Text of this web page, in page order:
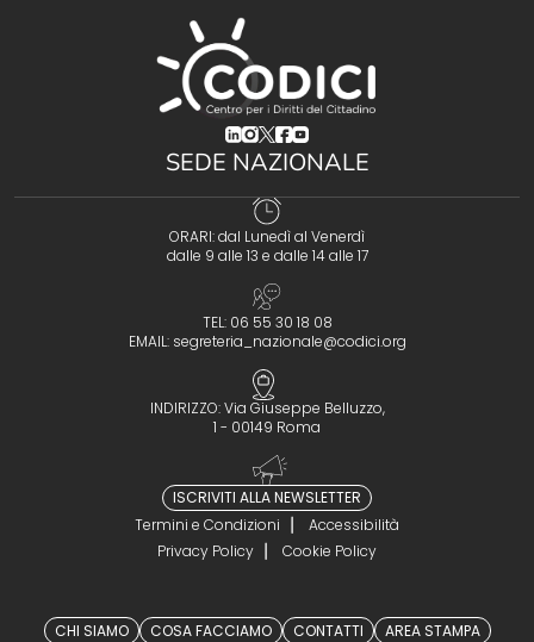
(opens in a new tab)
(opens in a new tab)
(opens in a new tab)
(opens in a new tab)
(opens in a new tab)
SEDE NAZIONALE
ORARI: dal Lunedì al Venerdì
dalle 9 alle 13 e dalle 14 alle 17
TEL: 06 55 30 18 08
EMAIL: segreteria_nazionale@codici.org
INDIRIZZO: Via Giuseppe Belluzzo,
1 - 00149 Roma
ISCRIVITI ALLA NEWSLETTER
Termini e Condizioni
Accessibilità
Privacy Policy
Cookie Policy
CHI SIAMO COSA FACCIAMO CONTATTI AREA STAMPA